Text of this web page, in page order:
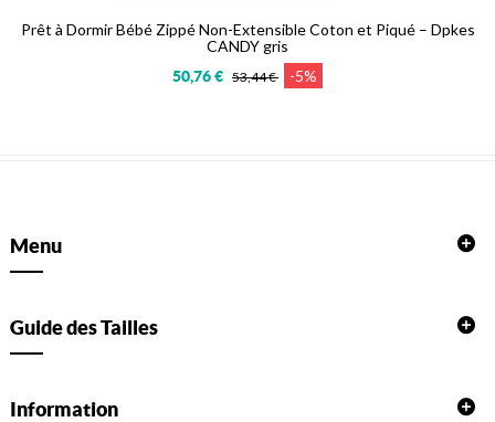
Prêt à Dormir Bébé Zippé Non-Extensible Coton et Piqué – Dpkes
CANDY gris
50,76 € 53,44 € -5%
Menu
Guide des Tailles
Information